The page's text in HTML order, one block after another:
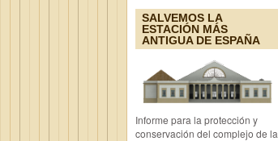
SALVEMOS LA
ESTACIÓN MÁS
ANTIGUA DE ESPAÑA
Informe para la protección y
conservación del complejo de la